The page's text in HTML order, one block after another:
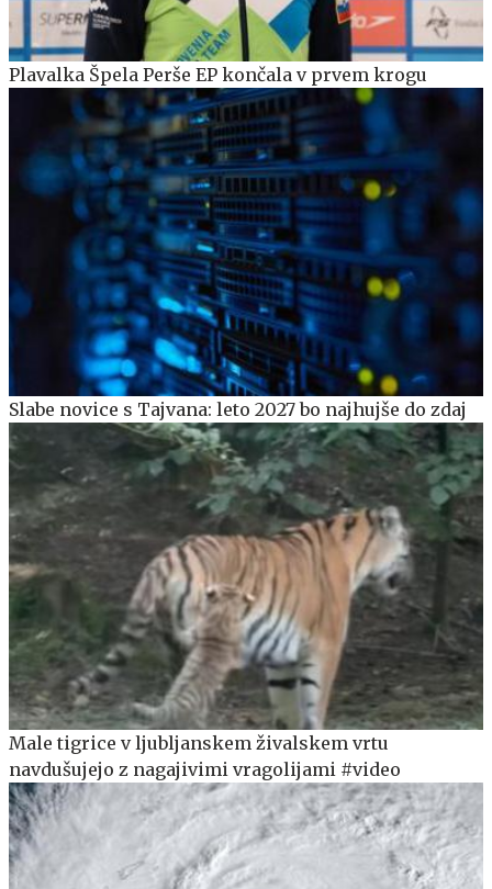
Plavalka Špela Perše EP končala v prvem krogu
Slabe novice s Tajvana: leto 2027 bo najhujše do zdaj
Male tigrice v ljubljanskem živalskem vrtu
navdušujejo z nagajivimi vragolijami #video